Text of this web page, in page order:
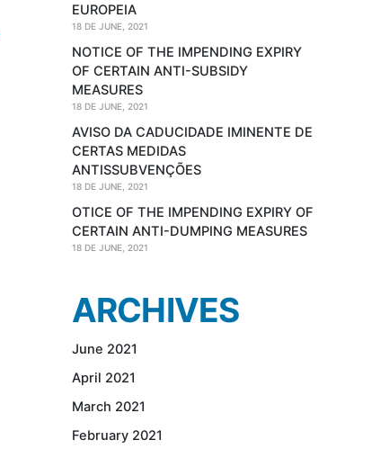
EUROPEIA
18 DE JUNE, 2021
NOTICE OF THE IMPENDING EXPIRY
OF CERTAIN ANTI-SUBSIDY
MEASURES
18 DE JUNE, 2021
AVISO DA CADUCIDADE IMINENTE DE
CERTAS MEDIDAS
ANTISSUBVENÇÕES
18 DE JUNE, 2021
OTICE OF THE IMPENDING EXPIRY OF
CERTAIN ANTI-DUMPING MEASURES
18 DE JUNE, 2021
ARCHIVES
June 2021
April 2021
March 2021
February 2021